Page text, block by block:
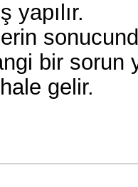
yapılır.
bir sorun
gelir.